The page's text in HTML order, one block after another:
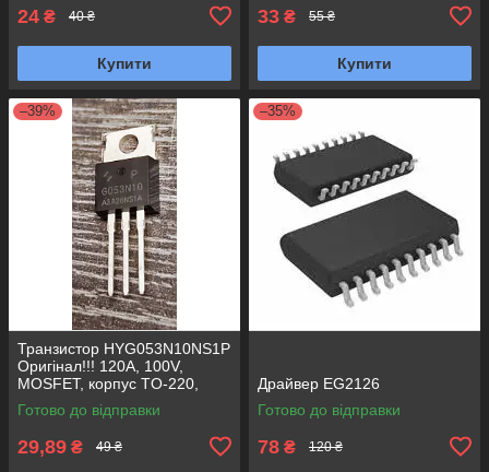
24 ₴ 40 ₴
Купити
33 ₴ 55 ₴
Купити
–39%
Транзистор HYG053N10NS1P
Оригінал!!! 120A, 100V,
MOSFET, корпус TO-220,
Заміна для AP160N10P,
G053N10
Готово до відправки
29,89 ₴ 49 ₴
–35%
Драйвер EG2126
Готово до відправки
78 ₴ 120 ₴